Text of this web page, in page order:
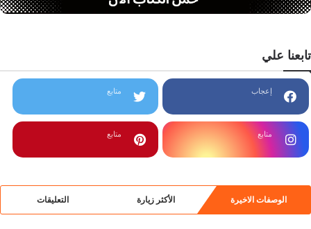
تابعنا علي
إعجاب متابع
متابع متابع
الوصفات الاخيرة الأكثر زيارة التعليقات